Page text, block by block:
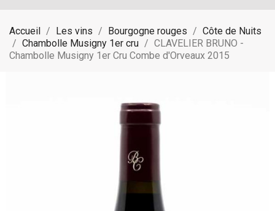
Accueil Les vins Bourgogne rouges
Côte de Nuits
Chambolle Musigny 1er cru
CLAVELIER BRUNO -
Chambolle Musigny 1er Cru Combe d'Orveaux 2015